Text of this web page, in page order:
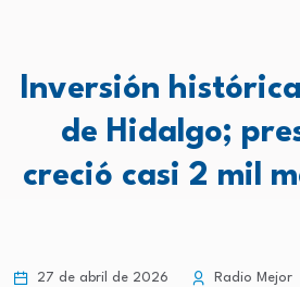
Inversión
de Hidalgo;
creció casi 2 mil
27 de abril de 2026 Radio Mejor